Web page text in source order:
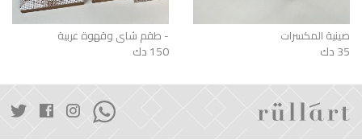
صينية المكسرات
35 دك
طقم شاي وقهوة عربية -
150 دك